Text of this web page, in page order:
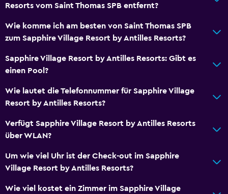
Resorts vom Saint Thomas SPB entfernt?
Wie komme ich am besten von Saint Thomas SPB
zum Sapphire Village Resort by Antilles Resorts?
Sapphire Village Resort by Antilles Resorts: Gibt es
einen Pool?
Wie lautet die Telefonnummer für Sapphire Village
Resort by Antilles Resorts?
Verfügt Sapphire Village Resort by Antilles Resorts
über WLAN?
Um wie viel Uhr ist der Check-out im Sapphire
Village Resort by Antilles Resorts?
Wie viel kostet ein Zimmer im Sapphire Village